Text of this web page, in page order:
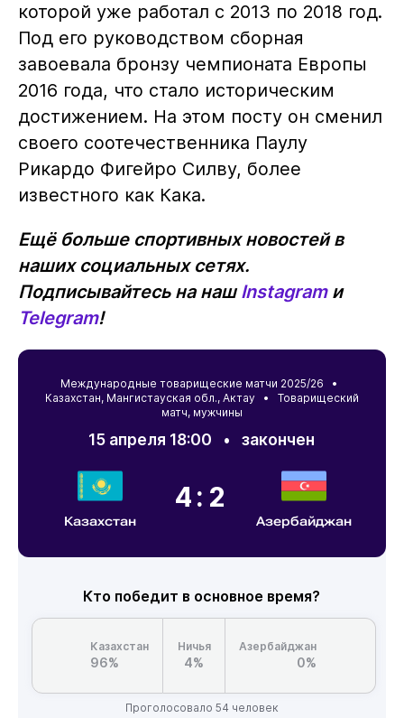
которой уже работал с 2013 по 2018 год.
Под его руководством сборная
завоевала бронзу чемпионата Европы
2016 года, что стало историческим
достижением. На этом посту он сменил
своего соотечественника Паулу
Рикардо Фигейро Силву, более
известного как Кака.
Ещё больше спортивных новостей в
наших социальных сетях.
Подписывайтесь на нашInstagramи
Telegram!
Международные товарищеские матчи 2025/26 •
Казахстан, Мангистауская обл., Актау• Товарищеский
матч, мужчины
15 апреля 18:00 •закончен
Казахстан
4:2
Азербайджан
Кто победит в основное время?
Казахстан
96%
Ничья
4%
Азербайджан
0%
Проголосовало 54 человек